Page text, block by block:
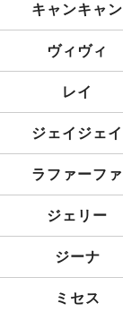
キャンキャン
ヴィヴィ
レイ
ジェイジェイ
ラファーファ
ジェリー
ジーナ
ミセス